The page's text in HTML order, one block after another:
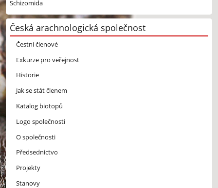
Schizomida
Česká arachnologická společnost
Čestní členové
Exkurze pro veřejnost
Historie
Jak se stát členem
Katalog biotopů
Logo společnosti
O společnosti
Předsednictvo
Projekty
Stanovy